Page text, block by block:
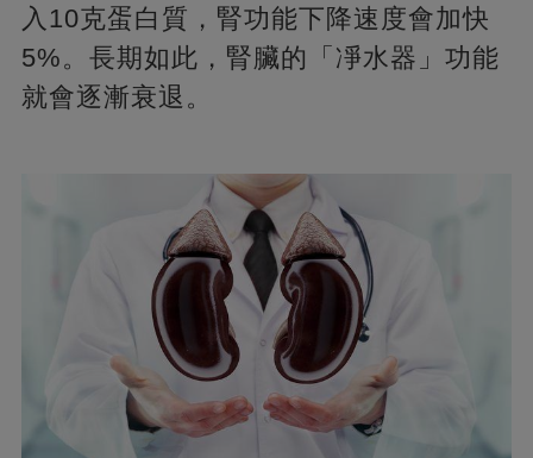
入10克蛋白質，腎功能下降速度會加快
5%。長期如此，腎臟的「凈水器」功能
就會逐漸衰退。